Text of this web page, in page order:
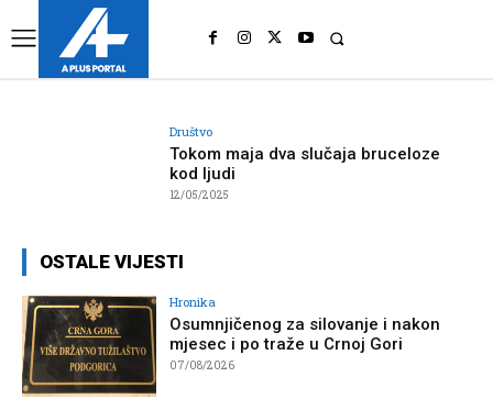
Društvo
Tokom maja dva slučaja bruceloze
kod ljudi
12/05/2025
OSTALE VIJESTI
Hronika
Osumnjičenog za silovanje i nakon
mjesec i po traže u Crnoj Gori
07/08/2026